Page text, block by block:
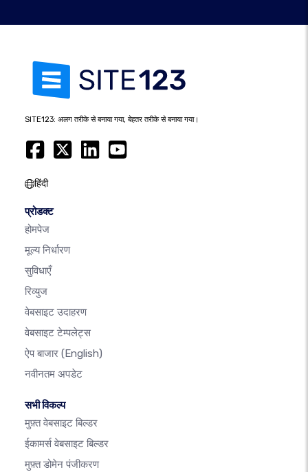
SITE123: अलग तरीके से बनाया गया, बेहतर तरीके से बनाया गया।
हिंदी
प्रोडक्ट
होमपेज
मूल्य निर्धारण
सुविधाएँ
रिव्युज
वेबसाइट उदाहरण
वेबसाइट टेम्पलेट्स
ऐप बाजार (English)
नवीनतम अपडेट
सभी विकल्प
मुफ़्त वेबसाइट बिल्डर
ईकामर्स वेबसाइट बिल्डर
मुफ़्त डोमेन पंजीकरण